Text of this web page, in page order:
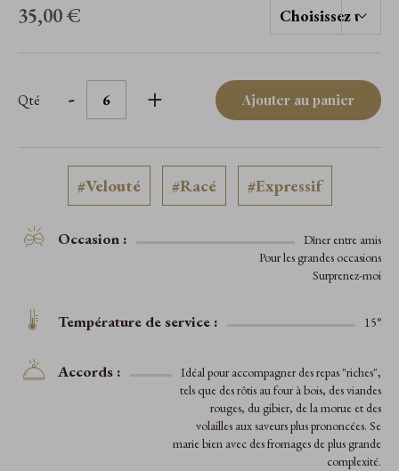
35,00 €
Qté - + Ajouter au panier
#Velouté #Racé #Expressif
Occasion :
Dîner entre amis
Pour les grandes occasions
Surprenez-moi
Température de service : 15°
Accords :
Idéal pour accompagner des repas "riches",
tels que des rôtis au four à bois, des viandes
rouges, du gibier, de la morue et des
volailles aux saveurs plus prononcées. Se
marie bien avec des fromages de plus grande
complexité.